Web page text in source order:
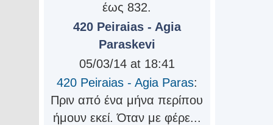
έως 832.
420 Peiraias - Agia
Paraskevi
05/03/14 at 18:41
420 Peiraias - Agia Paras:
Πριν από ένα μήνα περίπου
ήμουν εκεί. Όταν με φέρε...